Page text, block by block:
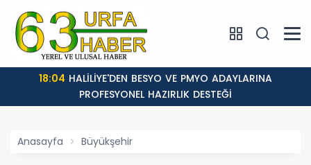
18:04
PROFESYONEL HAZIRLIK DESTEĞİ
Anasayfa Büyükşehir